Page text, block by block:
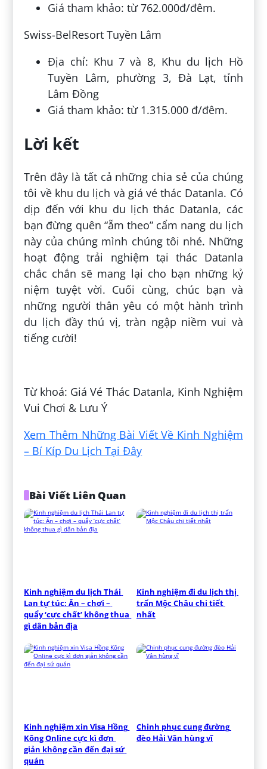
Giá tham khảo: từ 762.000đ/đêm.
Swiss-BelResort Tuyền Lâm
Địa chỉ: Khu 7 và 8, Khu du lịch Hồ
Tuyền Lâm, phường 3, Đà Lạt, tỉnh
Lâm Đồng
Giá tham khảo: từ 1.315.000 đ/đêm.
Lời kết
Trên đây là tất cả những chia sẻ của chúng
tôi về khu du lịch và giá vé thác Datanla. Có
dịp đến với khu du lịch thác Datanla, các
bạn đừng quên “ẵm theo” cẩm nang du lịch
này của chúng mình chúng tôi nhé. Những
hoạt động trải nghiệm tại thác Datanla
chắc chắn sẽ mang lại cho bạn những kỷ
niệm tuyệt vời. Cuối cùng, chúc bạn và
những người thân yêu có một hành trình
du lịch đầy thú vị, tràn ngập niềm vui và
tiếng cười!
Từ khoá: Giá Vé Thác Datanla, Kinh Nghiệm
Vui Chơi & Lưu Ý
Xem Thêm Những Bài Viết Về Kinh Nghiệm
– Bí Kíp Du Lịch Tại Đây
Bài Viết Liên Quan
Kinh nghiệm du lịch Thái
Lan tự túc: Ăn – chơi –
quẩy ‘cực chất’ không thua
gì dân bản địa
Kinh nghiệm đi du lịch thị
trấn Mộc Châu chi tiết
nhất
Kinh nghiệm xin Visa Hồng
Kông Online cực kì đơn
giản không cần đến đại sứ
quán
Chinh phục cung đường
đèo Hải Vân hùng vĩ